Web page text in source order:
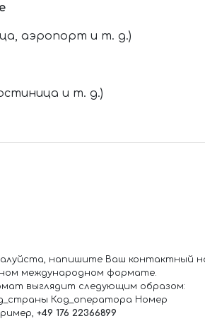
аэропорт и т. д.)
и т. д.)
напишите Ваш контактный
международном формате.
выглядит следующим образом:
Код_оператора Номер
+49 176 22366899